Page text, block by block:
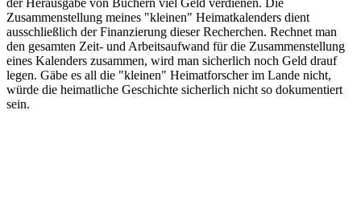
Zusammenstellung meines "kleinen" Heimatkalenders dient
ausschließlich der Finanzierung dieser Recherchen. Rechnet man
den gesamten Zeit- und Arbeitsaufwand für die Zusammenstellung
eines Kalenders zusammen, wird man sicherlich noch Geld drauf
legen. Gäbe es all die "kleinen" Heimatforscher im Lande nicht,
würde die heimatliche Geschichte sicherlich nicht so dokumentiert
sein.